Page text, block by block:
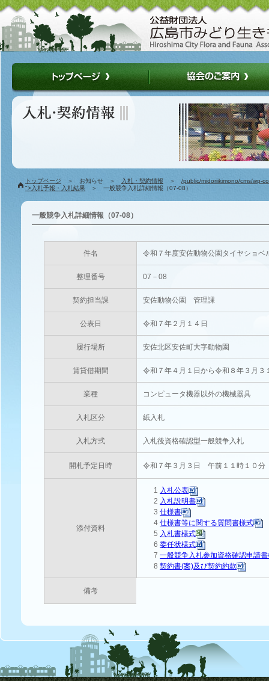
トップページ ＞ お知らせ ＞ 入札・契約情報 ＞ /public/midoriikimono/cms/wp-
">入札予報・入札結果 ＞ 一般競争入札詳細情報（07-08）
一般競争入札詳細情報（07-08）
件名 令和７年度安佐動物公園タイヤショ
整理番号 07－08
契約担当課 安佐動物公園 管理課
公表日 令和７年２月１４日
履行場所 安佐北区安佐町大字動物園
賃貸借期間 令和７年４月１日から令和８年３月３
業種 コンピュータ機器以外の機械器具
入札区分 紙入札
入札方式 入札後資格確認型一般競争入札
開札予定日時 令和７年３月３日 午前１１時１０分
添付資料
1 入札公表
2 入札説明書
3仕様書
4仕様書等に関する質問書様式
5 入札書様式
6委任状様式
7一般競争入札参加資格確認申請
8契約書(案)及び契約約款
備考